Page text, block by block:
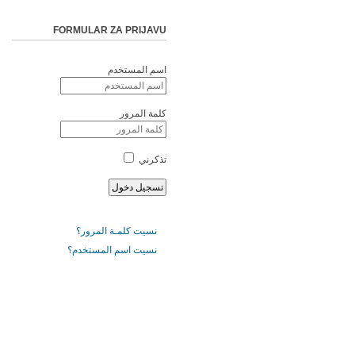
FORMULAR ZA PRIJAVU
اسم المستخدم
كلمة المرور
تذكرني
نسيت كلمـة المرور؟
نسيت اسم المستخدم؟